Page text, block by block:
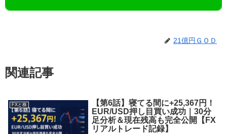
21億円ＧＯＤ
関連記事
FXと株
【第6話】寝てる間に+25,367円！
EUR/USD押し目買い成功｜30分
足分析＆現在残高も完全公開【FX
リアルトレード記録】